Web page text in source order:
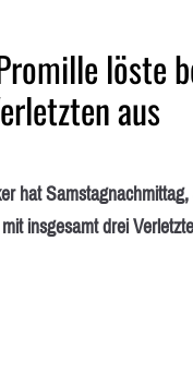
löste
aus
hat
insgesamt drei